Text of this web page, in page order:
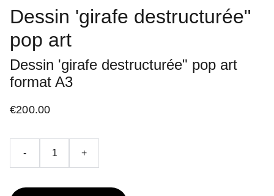
Dessin 'girafe destructurée"
pop art
Dessin 'girafe destructurée" pop art
format A3
€200.00
- +